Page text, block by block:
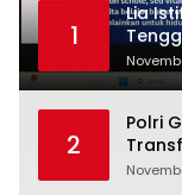
1
Lia
2
Polri